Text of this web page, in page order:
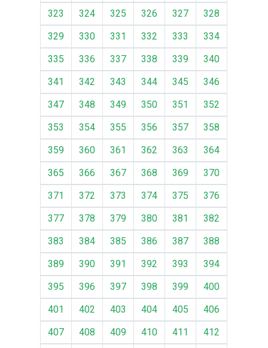
323
324 325 326 327
328
329
330 331 332 333
334
335
336 337 338 339
340
341
342 343 344 345
346
347
348 349 350 351
352
353
354 355 356 357
358
359
360 361 362 363
364
365
366 367 368 369
370
371
372 373 374 375
376
377
378 379 380 381
382
383
384 385 386 387
388
389
390 391 392 393
394
395
396 397 398 399
400
401
402 403 404 405
406
407
408 409 410 411 412